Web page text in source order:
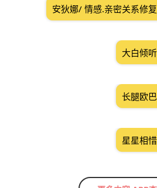
安狄娜/ 情感.亲密关系修
大白倾
长腿欧
星星相